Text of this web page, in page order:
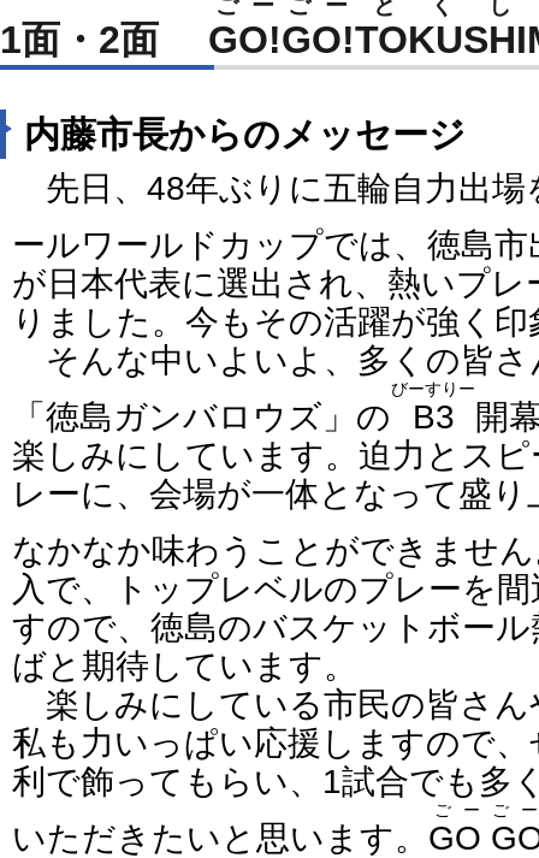
1面・2面 GO!GO!
ごーごー とくし
内藤市長からのメッセージ
先日、48年ぶりに五輪自力出場
ールワールドカップでは、徳島市
が日本代表に選出され、熱いプ
りました。今もその活躍が強く
そんな中いよいよ、多くの皆さ
「徳島ガンバロウズ」の
B3
びーすりー
開
楽しみにしています。迫力とス
レーに、会場が一体となって盛
なかなか味わうことができませ
入で、トップレベルのプレーを
すので、徳島のバスケットボー
ばと期待しています。
楽しみにしている市民の皆さん
私も力いっぱい応援しますので
利で飾ってもらい、1試合でも多
いただきたいと思います。 GO
ごーごー